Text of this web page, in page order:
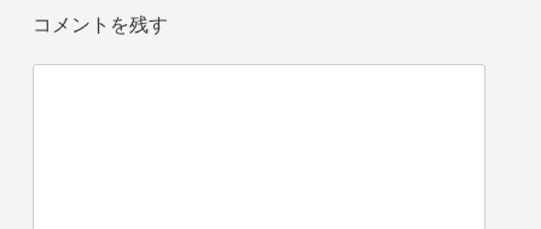
コメントを残す